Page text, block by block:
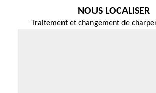
NOUS LOCALISER
Traitement et changement de